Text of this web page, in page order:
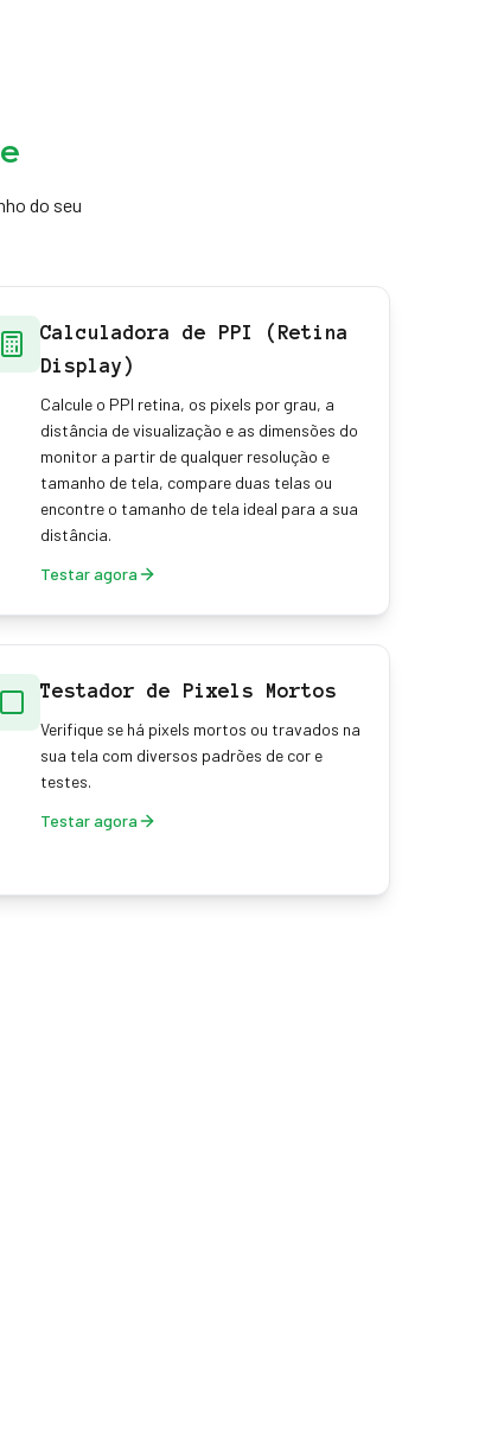
do seu
Calculadora de PPI (Retina
Display)
Calcule o PPI retina, os pixels por grau, a
distância de visualização e as dimensões do
monitor a partir de qualquer resolução e
tamanho de tela, compare duas telas ou
encontre o tamanho de tela ideal para a sua
distância.
Testar agora
Testador de Pixels Mortos
Verifique se há pixels mortos ou travados na
sua tela com diversos padrões de cor e
testes.
Testar agora